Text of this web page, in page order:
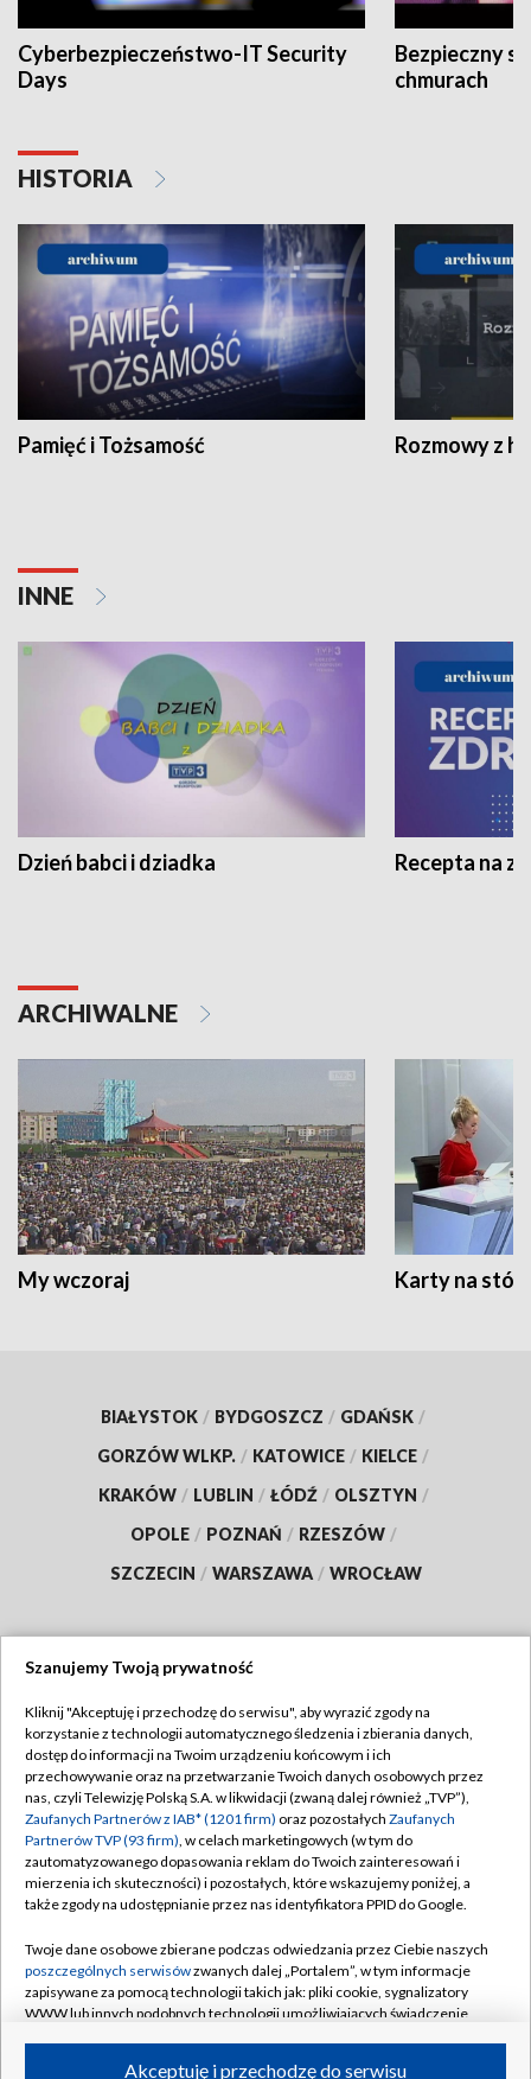
Cyberbezpieczeństwo-IT Security
Days
Bezpieczny
chmurach
HISTORIA
Pamięć i Tożsamość Rozmowy z
INNE
Dzień babci i dziadka Recepta na
ARCHIWALNE
My wczoraj Karty na
BIAŁYSTOK / BYDGOSZCZ / GDAŃSK /
GORZÓW WLKP. / KATOWICE / KIELCE /
KRAKÓW / LUBLIN / ŁÓDŹ / OLSZTYN /
OPOLE / POZNAŃ / RZESZÓW /
SZCZECIN / WARSZAWA / WROCŁAW
TVP
Abonament TVP
Emisja w TVP
Centrum informacji TVP
Naziemna Telewizja Cyfrowa
Rada Programowa
System NOS
Informacje o nadawcy
Regulamin TVP
Polityka prywatności
Moje zgody
Pomoc
Kontakt
Kanały
Szanujemy Twoją prywatność
Kliknij "Akceptuję i przechodzę do serwisu", aby wyrazić zgody na
korzystanie z technologii automatycznego śledzenia i zbierania danych,
dostęp do informacji na Twoim urządzeniu końcowym i ich
przechowywanie oraz na przetwarzanie Twoich danych osobowych przez
nas, czyli Telewizję Polską S.A. w likwidacji (zwaną dalej również „TVP”),
Zaufanych Partnerów z IAB* (1201 firm) oraz pozostałych Zaufanych
Partnerów TVP (93 firm), w celach marketingowych (w tym do
zautomatyzowanego dopasowania reklam do Twoich zainteresowań i
mierzenia ich skuteczności) i pozostałych, które wskazujemy poniżej, a
także zgody na udostępnianie przez nas identyfikatora PPID do Google.
Twoje dane osobowe zbierane podczas odwiedzania przez Ciebie naszych
poszczególnych serwisówzwanych dalej „Portalem”, w tym informacje
zapisywane za pomocą technologii takich jak: pliki cookie, sygnalizatory
WWW lub innych podobnych technologii umożliwiających świadczenie
Akceptuję i przechodzę do serwisu